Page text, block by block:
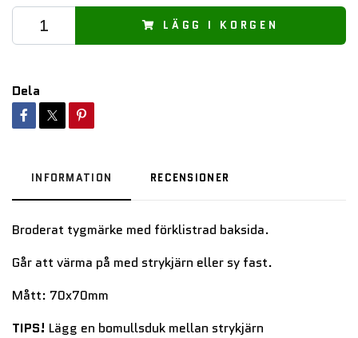
LÄGG I KORGEN
Dela
INFORMATION RECENSIONER
Broderat tygmärke med förklistrad baksida.
Går att värma på med strykjärn eller sy fast.
Mått: 70x70mm
TIPS! Lägg en bomullsduk mellan strykjärn